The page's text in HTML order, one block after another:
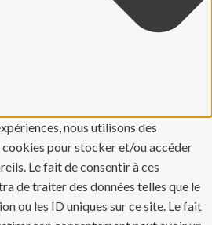
nous utilisons des
pour stocker et/ou accéder
Le fait de consentir à ces
de traiter des données telles que le
ou les ID uniques sur ce site. Le fait